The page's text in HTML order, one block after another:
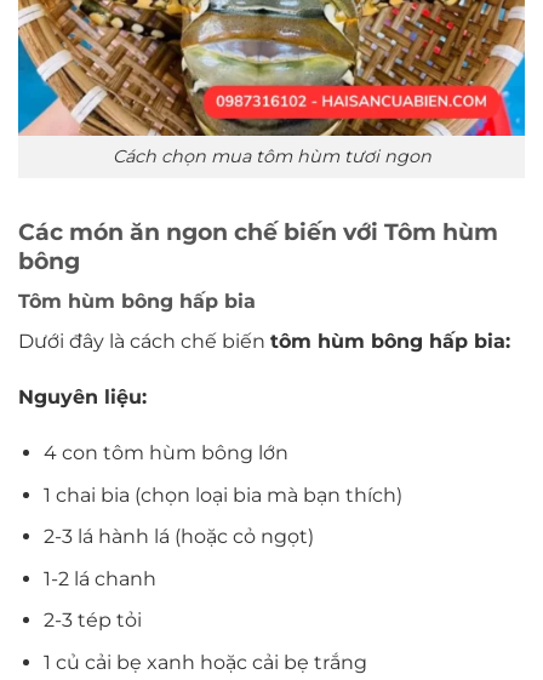
Cách chọn mua tôm hùm tươi ngon
Các món ăn ngon chế biến với Tôm hùm
bông
Tôm hùm bông hấp bia
Dưới đây là cách chế biến tôm hùm bông hấp bia:
Nguyên liệu:
4 con tôm hùm bông lớn
1 chai bia (chọn loại bia mà bạn thích)
2-3 lá hành lá (hoặc cỏ ngọt)
1-2 lá chanh
2-3 tép tỏi
1 củ cải bẹ xanh hoặc cải bẹ trắng